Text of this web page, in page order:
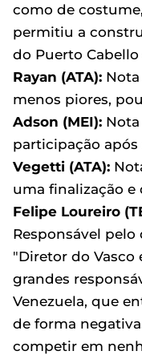
como de
permitiu a
do Puerto
Rayan (ATA): Nota
menos piores,
Adson (MEI): Nota
participação
Vegetti (ATA):
uma finalização
Felipe Loureiro
Responsável
"Diretor do
grandes
Venezuela, que
de forma
competir em